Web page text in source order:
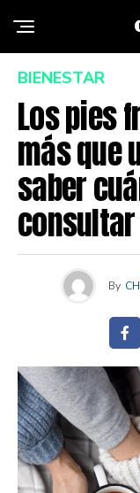
BIENESTAR
Los pies
más que
saber
By